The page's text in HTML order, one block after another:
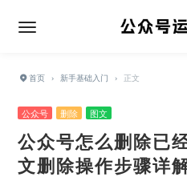
首页 › 新手基础入门 › 正文
公众号 删除 图文
公众号怎么删除已
文删除操作步骤详